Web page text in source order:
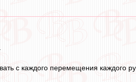
с каждого перемещения каждого